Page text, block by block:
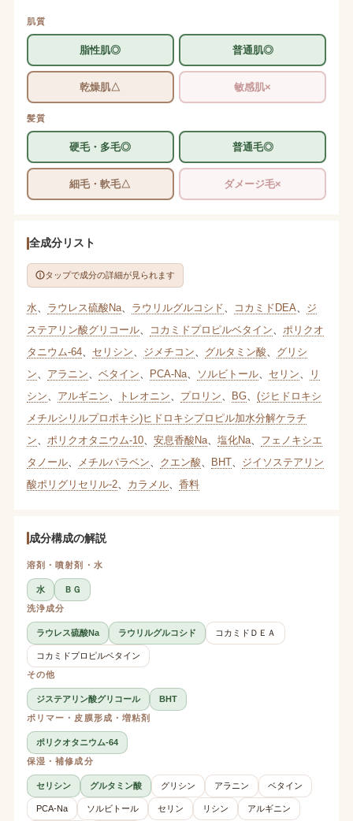
肌質
脂性肌◎ 普通肌◎
乾燥肌△ 敏感肌×
髪質
硬毛・多毛◎ 普通毛◎
細毛・軟毛△ ダメージ毛×
全成分リスト
タップで成分の詳細が見られます
水 ラウレス硫酸Na、 ラウリルグルコシド コカミドDEA
ジ
ステアリン酸グリコール、 コカミドプロピルベタイン
ポリクオ
タニウム-64、 セリシン ジメチコン グルタミン酸
グリシ
ン
アラニン ベタイン PCA-Na、 ソルビトール、 セリン
リ
シン
アルギニン トレオニン プロリン BG、 (ジヒドロキシ
メチルシリルプロポキシ)ヒドロキシプロピル加水分解ケラチ
ン
ポリクオタニウム-10、 安息香酸Na、 塩化Na、 フェノキシエ
タノール、 メチルパラベン クエン酸 BHT、 ジイソステアリン
酸ポリグリセリル-2、 カラメル、 香料
成分構成の解説
溶剤・噴射剤・水
水
ＢＧ
洗浄成分
ラウレス硫酸Na ラウリルグルコシド コカミドＤＥＡ
コカミドプロピルベタイン
その他
ジステアリン酸グリコール
BHT
ポリマー・皮膜形成・増粘剤
ポリクオタニウム-64
保湿・補修成分
セリシン グルタミン酸 グリシン アラニン ベタイン
PCA-Na ソルビトール セリン リシン アルギニン